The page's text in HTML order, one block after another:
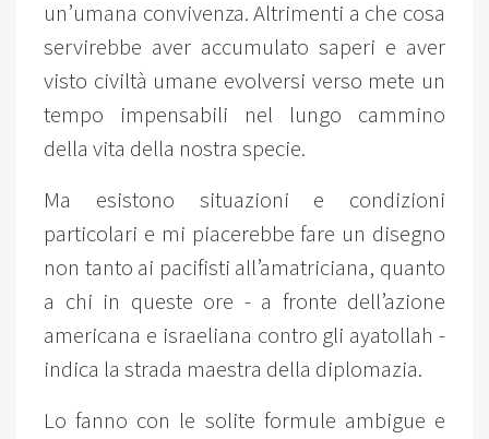
un’umana convivenza. Altrimenti a che cosa
servirebbe aver accumulato saperi e aver
visto civiltà umane evolversi verso mete un
tempo impensabili nel lungo cammino
della vita della nostra specie.
Ma esistono situazioni e condizioni
particolari e mi piacerebbe fare un disegno
non tanto ai pacifisti all’amatriciana, quanto
a chi in queste ore - a fronte dell’azione
americana e israeliana contro gli ayatollah -
indica la strada maestra della diplomazia.
Lo fanno con le solite formule ambigue e